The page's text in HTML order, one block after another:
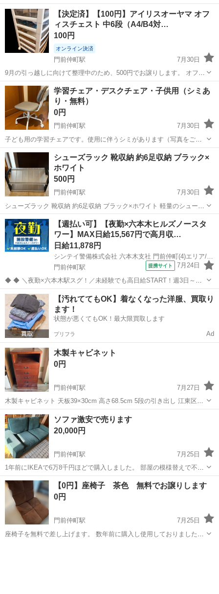
で安定感のあるハンガーラックです。 - 構造: A型スタンド式 - 素材:
天然木仕上げ - 機能: 下段収納棚付き ご覧いただきありがとうござい
ます。
東京 江東区 門前仲町駅 収納家具
【決定済】【100円】アイリスオーヤマ オフ
ィスチェスト 中6段（A4/B4対…
100円
オンライン決済
門前仲町駅
7月30日
9月の引っ越しに向けて整理中のため、500円でお譲りします。 オフィ
スでの書類や小物の整理に便利なキャスター付きの6段チェストです。
【商品詳細】 ・メーカー：アイリスオーヤマ (IRIS OHYAMA) ・商
東京 江東区 門前仲町駅 オフィス用家具
学習チェア・デスクチェア・子供用（シミあ
り・無料）
0円
門前仲町駅
7月30日
子ども用の学習チェアです。使用に伴うシミがあります（写真をご確
認ください）が、キャスターや使用には問題ありません。 中古品をご
理解いただける方に無料でお譲りします。 自宅付近まで取りに来てい
ただける方を優先します。 8...
東京 江東区 門前仲町駅 椅子 デスク
シューズラック 靴収納 約6足収納 ブラック×
ホワイト
500円
門前仲町駅
7月30日
シューズラック 靴収納 約6足収納 ブラック×ホワイト 軽量のシューズ
ラックです。横幅は伸び縮みします。最大で靴は上下3足づつ置けま
す。 使用に伴う小傷はありますが、ダメージはありませんので使える
状態です。 玄関収納やクロ...
東京 江東区 門前仲町駅 収納家具
【週払い可】【夜勤×六本木ヒルズノースタ
ワー】MAX日給15,567円で高月収…
日給11,878円
シンテイ警備株式会社 六本木支社 門前仲町(4)エリア/A3203200117
門前仲町駅
提携サイト 7月24日
◆ ◆ ＼夜勤×六本木駅スグ！／未経験でも高日給START！週3日～勤
務OK♪ 21:30～翌9:30 or 22:00～翌7:00 のシフト2パターン！ 屋内勤務
だから設備も充実していて 快適に働けますよ♪ ＼未経験...
東京 江東区 門前仲町駅 警備員
【汚れててもOK】着なくなった洋服、買取り
ます！
状態が悪くてもOK！最大限買取します
プリフラ Ad
木製キャビネット
0円
門前仲町駅
7月27日
木製キャビネット 天板39×30cm 高さ68.5cm 5段の引き出し 江東区門
前仲町駅周辺受け渡し受け渡しできる方お願いしますよう
東京 江東区 門前仲町駅 収納家具
ソファ激安で売ります
20,000円
門前仲町駅
7月25日
1年前にIKEAで6万8千円ほどで購入しました。 部屋の模様替えで不要
になったので投稿させていただきました。 状態は綺麗で壊れや汚れな
どはございません。 4つのクッションはカバーの取り外し可能なので
洗濯ができます。 色は...
東京 江東区 門前仲町駅 ソファ
【0円】座椅子 茶色 無料でお譲りします
0円
門前仲町駅
7月25日
座椅子を無料で差し上げます。 数年前に購入し使用しておりました